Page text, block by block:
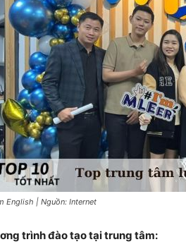
English | Nguồn: Internet
trình đào tạo tại trung tâm: